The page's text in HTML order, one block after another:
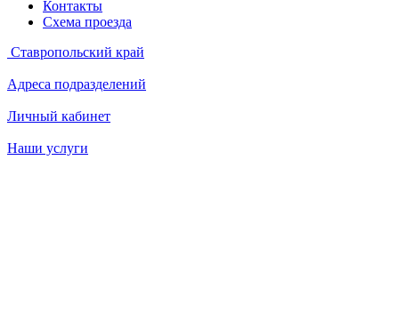
Контакты
Схема проезда
Ставропольский край
Адреса подразделений
Личный кабинет
Наши услуги